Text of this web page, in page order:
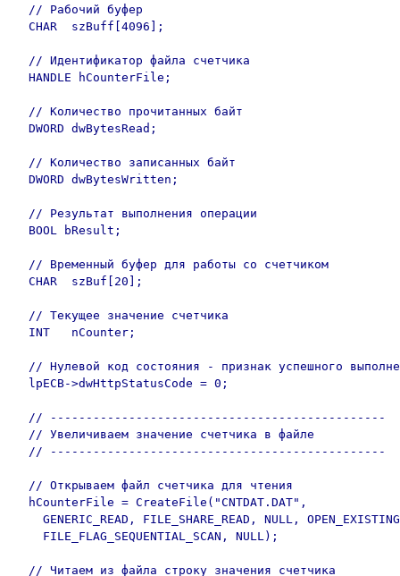
  // Рабочий буфер
  CHAR  szBuff[4096];
  // Идентификатор файла счетчика
  HANDLE hCounterFile;
  // Количество прочитанных байт
  DWORD dwBytesRead;
  // Количество записанных байт
  DWORD dwBytesWritten;
  // Результат выполнения операции
  BOOL bResult;
  // Временный буфер для работы со счетчиком
  CHAR  szBuf[20];
  // Текущее значение счетчика
  INT   nCounter;
// Нулевой код состояния - признак успешного
  lpECB->dwHttpStatusCode = 0;
  // -----------------------------------------------
  // Увеличиваем значение счетчика в файле
  // -----------------------------------------------
  // Открываем файл счетчика для чтения
  hCounterFile = CreateFile("CNTDAT.DAT",
GENERIC_READ, FILE_SHARE_READ, NULL,
    FILE_FLAG_SEQUENTIAL_SCAN, NULL);
  // Читаем из файла строку значения счетчика